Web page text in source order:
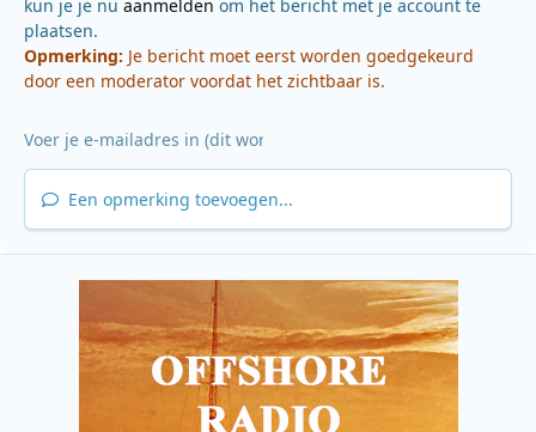
kun je je nu aanmelden om het bericht met je account te
plaatsen.
Opmerking: Je bericht moet eerst worden goedgekeurd
door een moderator voordat het zichtbaar is.
Een opmerking toevoegen...